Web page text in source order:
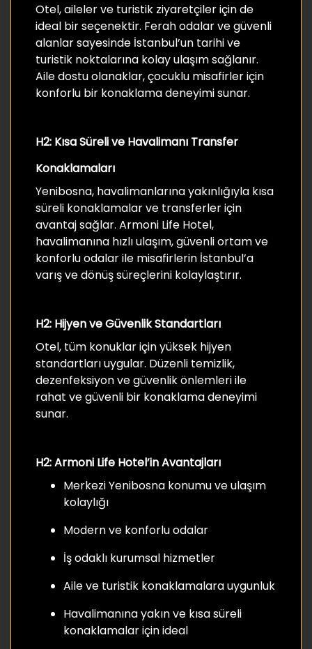
Otel, aileler ve turistik ziyaretçiler için de
ideal bir seçenektir. Ferah odalar ve güvenli
alanlar sayesinde İstanbul’un tarihi ve
turistik noktalarına kolay ulaşım sağlanır.
Aile dostu olanaklar, çocuklu misafirler için
konforlu bir konaklama deneyimi sunar.
H2: Kısa Süreli ve Havalimanı Transfer
Konaklamaları
Yenibosna, havalimanlarına yakınlığıyla kısa
süreli konaklamalar ve transferler için
avantaj sağlar. Armoni Life Hotel,
havalimanına hızlı ulaşım, güvenli ortam ve
konforlu odalar ile misafirlerin İstanbul’a
varış ve dönüş süreçlerini kolaylaştırır.
H2: Hijyen ve Güvenlik Standartları
Otel, tüm konuklar için yüksek hijyen
standartları uygular. Düzenli temizlik,
dezenfeksiyon ve güvenlik önlemleri ile
rahat ve güvenli bir konaklama deneyimi
sunar.
H2: Armoni Life Hotel’in Avantajları
Merkezi Yenibosna konumu ve ulaşım
kolaylığı
Modern ve konforlu odalar
İş odaklı kurumsal hizmetler
Aile ve turistik konaklamalara uygunluk
Havalimanına yakın ve kısa süreli
konaklamalar için ideal